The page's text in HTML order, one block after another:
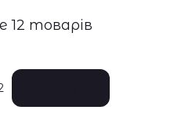
12 товарів